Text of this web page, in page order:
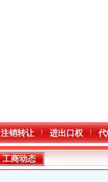
注销转让 进出口权
工商动态